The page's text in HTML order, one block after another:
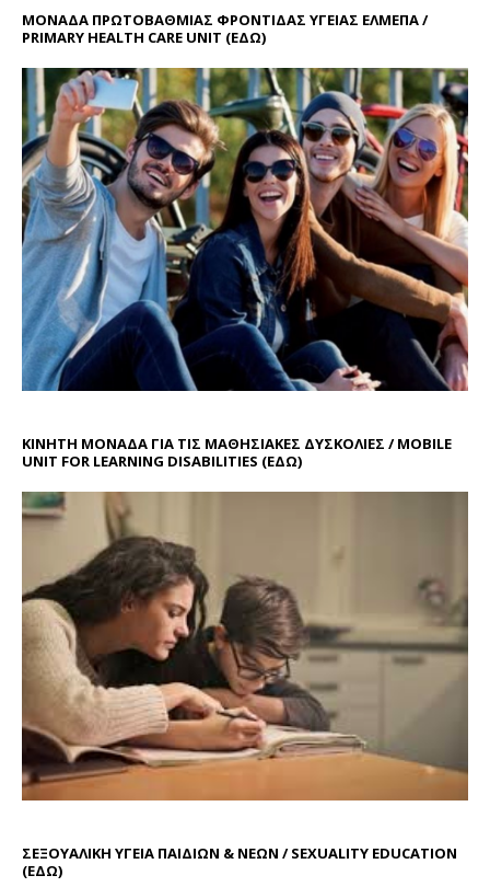
ΜΟΝΑΔΑ ΠΡΩΤΟΒΑΘΜΙΑΣ ΦΡΟΝΤΙΔΑΣ ΥΓΕΙΑΣ ΕΛΜΕΠΑ /
PRIMARY HEALTH CARE UNIT (ΕΔΩ)
ΚΙΝΗΤΗ ΜΟΝΑΔΑ ΓΙΑ ΤΙΣ ΜΑΘΗΣΙΑΚΕΣ ΔΥΣΚΟΛΙΕΣ / MOBILE
UNIT FOR LEARNING DISABILITIES (ΕΔΩ)
ΣΕΞΟΥΑΛΙΚΗ ΥΓΕΙΑ ΠΑΙΔΙΩΝ & ΝΕΩΝ / SEXUALITY EDUCATION
(ΕΔΩ)